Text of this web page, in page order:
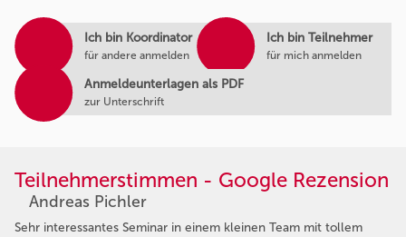
Ich bin Koordinator
für andere anmelden
Ich bin Teilnehmer
für mich anmelden
Anmeldeunterlagen als PDF
zur Unterschrift
Teilnehmerstimmen - Google Rezension
Andreas Pichler
Sehr interessantes Seminar in einem kleinen Team mit tollem